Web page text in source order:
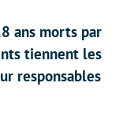
ans morts par
tiennent les
responsables